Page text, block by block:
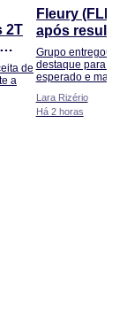
2T
de
a
Fleury
após
tanto?
Grupo entregou
destaque para o
esperado e
Lara Rizério
Há 2 horas